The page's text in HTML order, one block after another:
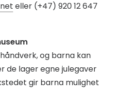
eller (+47) 920 12 647
og barna kan
de lager egne julegaver
gir barna mulighet